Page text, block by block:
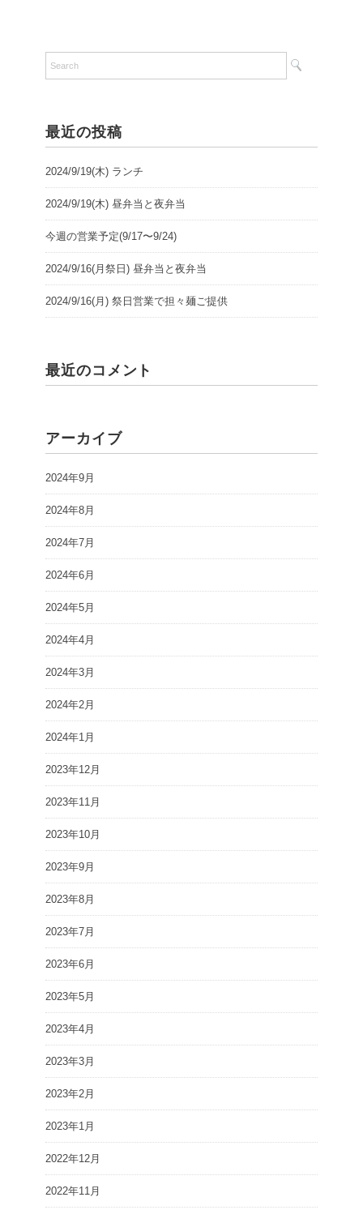
最近の投稿
2024/9/19(木) ランチ
2024/9/19(木) 昼弁当と夜弁当
今週の営業予定(9/17〜9/24)
2024/9/16(月祭日) 昼弁当と夜弁当
2024/9/16(月) 祭日営業で担々麺ご提供
最近のコメント
アーカイブ
2024年9月
2024年8月
2024年7月
2024年6月
2024年5月
2024年4月
2024年3月
2024年2月
2024年1月
2023年12月
2023年11月
2023年10月
2023年9月
2023年8月
2023年7月
2023年6月
2023年5月
2023年4月
2023年3月
2023年2月
2023年1月
2022年12月
2022年11月